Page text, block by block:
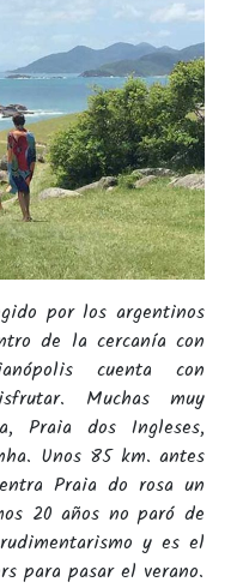
por los argentinos
de la cercanía con
cuenta con
Muchas muy
Praia dos Ingleses,
Unos 85 km. antes
Praia do rosa un
20 años no paró de
y es el
para pasar el verano.